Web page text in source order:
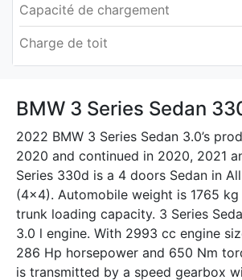
Capacité de chargement
Charge de toit
BMW 3 Series Sedan
2022 BMW 3 Series Sedan 3.0’s
2020 and continued in 2020, 2021
Series 330d is a 4 doors Sedan in
(4x4). Automobile weight is 1765
trunk loading capacity. 3 Series
3.0 l engine. With 2993 cc engine
286 Hp horsepower and 650 Nm
is transmitted by a speed gearbox